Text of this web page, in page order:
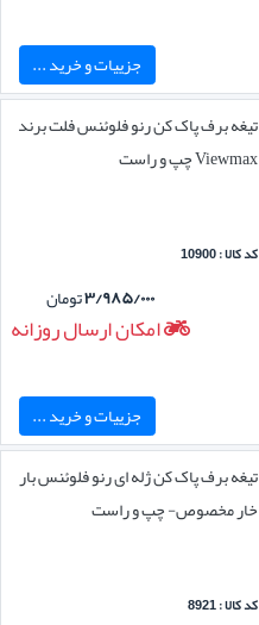
جزییات و خرید ...
تیغه برف پاک کن رنو فلوئنس فلت برند
Viewmax چپ و راست
کد کالا : 10900
۳/۹۸۵/۰۰۰تومان
امکان ارسال روزانه
جزییات و خرید ...
تیغه برف پاک کن ژله ای رنو فلوئنس بار
خار مخصوص- چپ و راست
کد کالا : 8921